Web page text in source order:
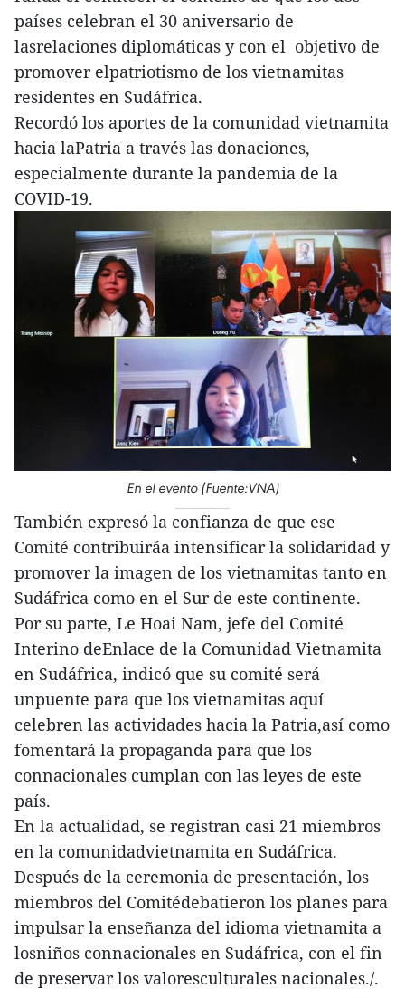
países celebran el 30 aniversario de
lasrelaciones diplomáticas y con el objetivo de
promover elpatriotismo de los vietnamitas
residentes en Sudáfrica.
Recordó los aportes de la comunidad vietnamita
hacia laPatria a través las donaciones,
especialmente durante la pandemia de la
COVID-19.
En el evento (Fuente:VNA)
También expresó la confianza de que ese
Comité contribuiráa intensificar la solidaridad y
promover la imagen de los vietnamitas tanto en
Sudáfrica como en el Sur de este continente.
Por su parte, Le Hoai Nam, jefe del Comité
Interino deEnlace de la Comunidad Vietnamita
en Sudáfrica, indicó que su comité será
unpuente para que los vietnamitas aquí
celebren las actividades hacia la Patria,así como
fomentará la propaganda para que los
connacionales cumplan con las leyes de este
país.
En la actualidad, se registran casi 21 miembros
en la comunidadvietnamita en Sudáfrica.
Después de la ceremonia de presentación, los
miembros del Comitédebatieron los planes para
impulsar la enseñanza del idioma vietnamita a
losniños connacionales en Sudáfrica, con el fin
de preservar los valoresculturales nacionales./.